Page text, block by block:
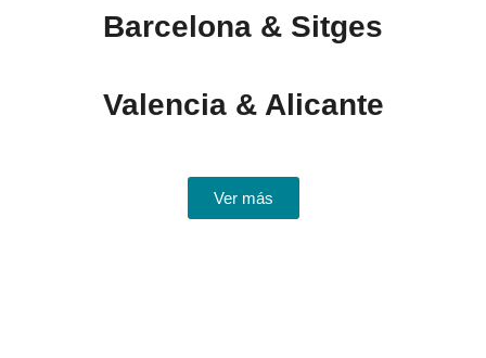
Barcelona & Sitges
Valencia & Alicante
Ver más